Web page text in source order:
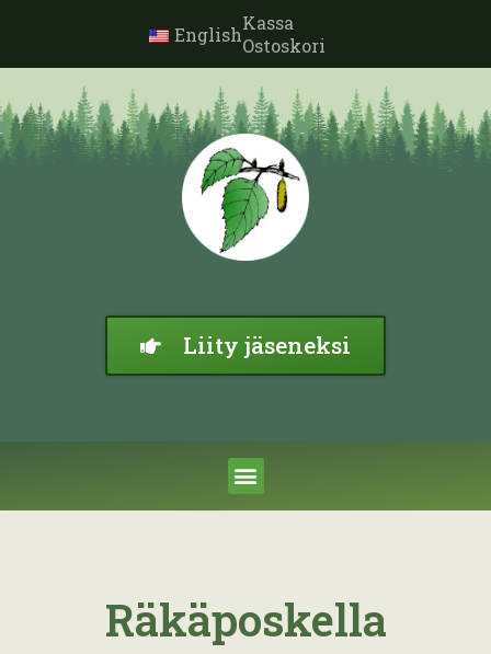
EnglishKassa
Ostoskori
Liity jäseneksi
Räkäposkella